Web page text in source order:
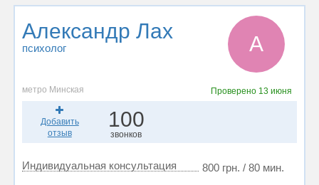
Александр Лах
психолог А
метро Минская Проверено 13 июня
Добавить
отзыв
100
звонков
Индивидуальная консультация 800 грн. / 80 мин.